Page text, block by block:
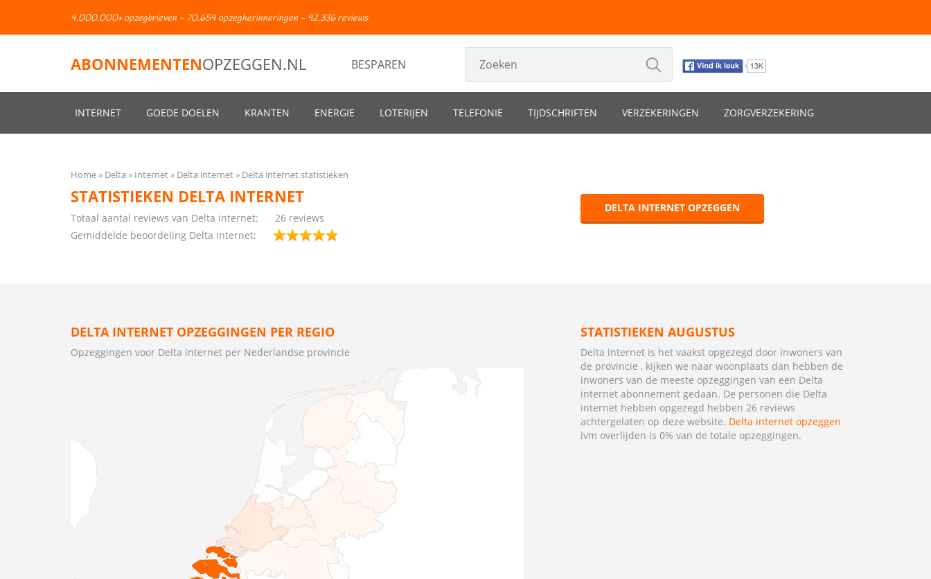
4.000.000+ opzegbrieven - 70.654 opzegherinneringen - 92.336 reviews
ABONNEMENTENOPZEGGEN.NL BESPAREN
INTERNET GOEDE DOELEN KRANTEN ENERGIE LOTERIJEN TELEFONIE TIJDSCHRIFTEN VERZEKERINGEN ZORGVERZEKERING
Home Delta Internet Delta internet Delta internet statistieken
STATISTIEKEN DELTA INTERNET
Totaal aantal reviews van Delta internet:
26 reviews
Gemiddelde beoordeling Delta internet:
DELTA INTERNET OPZEGGEN
DELTA INTERNET OPZEGGINGEN PER REGIO
Opzeggingen voor Delta internet per Nederlandse provincie
STATISTIEKEN AUGUSTUS
Delta internet is het vaakst opgezegd door inwoners van
de provincie , kijken we naar woonplaats dan hebben de
inwoners van de meeste opzeggingen van een Delta
internet abonnement gedaan. De personen die Delta
internet hebben opgezegd hebben 26 reviews
achtergelaten op deze website. Delta internet opzeggen
ivm overlijden is 0% van de totale opzeggingen.